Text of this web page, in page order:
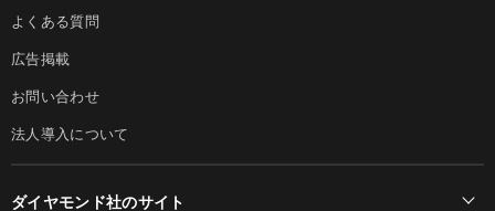
よくある質問
広告掲載
お問い合わせ
法人導入について
ダイヤモンド社のサイト